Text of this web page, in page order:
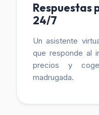
Respuestas
24/7
Un asistente
que responde al
precios y
madrugada.